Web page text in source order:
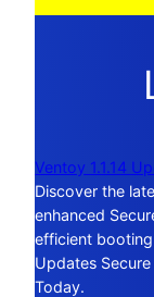
Ventoy 1.1.14
Discover the
enhanced
efficient booting
Updates
Today.